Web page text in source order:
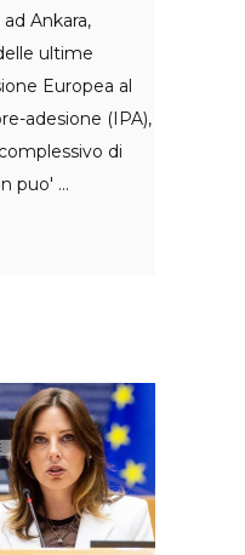
Ankara,
ultime
Europea al
adesione (IPA),
di
puo'